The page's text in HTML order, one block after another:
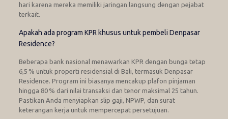
hari karena mereka memiliki jaringan langsung dengan pejabat
terkait.
Apakah ada program KPR khusus untuk pembeli Denpasar
Residence?
Beberapa bank nasional menawarkan KPR dengan bunga tetap
6,5 % untuk properti residensial di Bali, termasuk Denpasar
Residence. Program ini biasanya mencakup plafon pinjaman
hingga 80 % dari nilai transaksi dan tenor maksimal 25 tahun.
Pastikan Anda menyiapkan slip gaji, NPWP, dan surat
keterangan kerja untuk mempercepat persetujuan.